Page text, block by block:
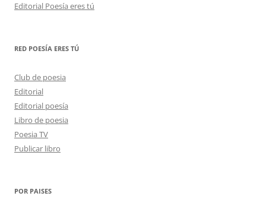
Editorial Poesía eres tú
RED POESÍA ERES TÚ
Club de poesia
Editorial
Editorial poesía
Libro de poesia
Poesia TV
Publicar libro
POR PAISES